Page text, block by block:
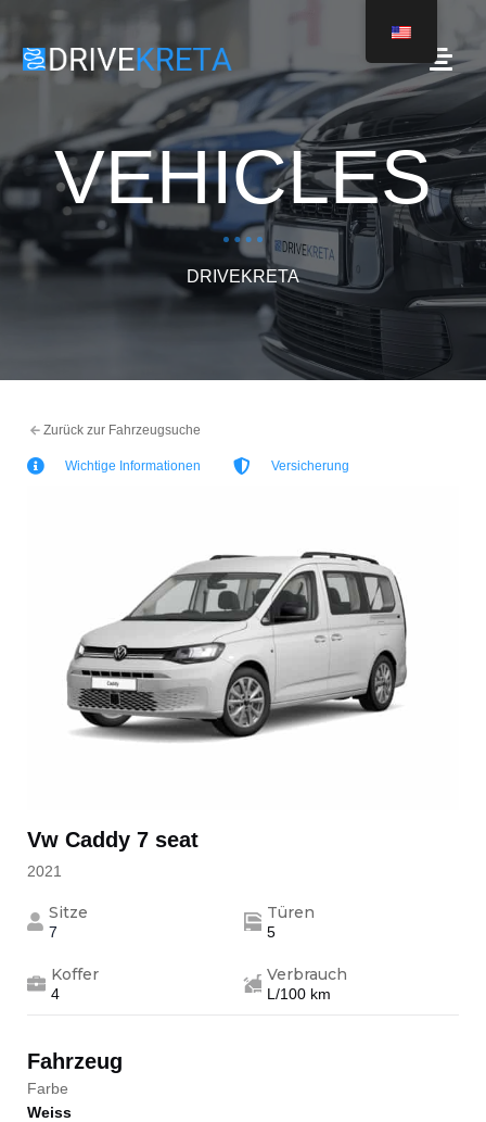
VEHICLES
DRIVEKRETA
Zurück zur Fahrzeugsuche
Wichtige Informationen Versicherung
Vw Caddy 7 seat
2021
Sitze
7
Türen
5
Koffer
4
Verbrauch
L/100 km
Fahrzeug
Farbe
Weiss